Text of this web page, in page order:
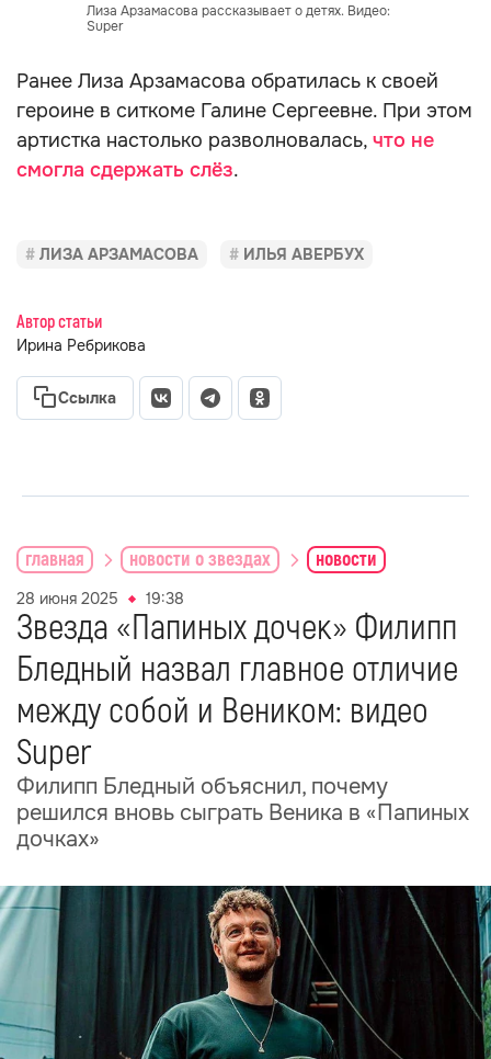
Лиза Арзамасова рассказывает о детях. Видео:
Super
Ранее Лиза Арзамасова обратилась к своей
героине в ситкоме Галине Сергеевне. При этом
артистка настолько разволновалась, что не
смогла сдержать слёз.
ЛИЗА АРЗАМАСОВА ИЛЬЯ АВЕРБУХ
Автор статьи
Ирина Ребрикова
Ссылка
главная новости о звездах новости
28 июня 2025 19:38
Звезда «Папиных дочек» Филипп
Бледный назвал главное отличие
между собой и Веником: видео
Super
Филипп Бледный объяснил, почему
решился вновь сыграть Веника в «Папиных
дочках»